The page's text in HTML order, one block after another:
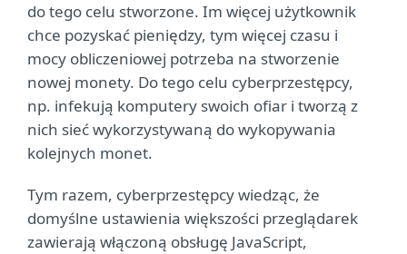
do tego celu stworzone. Im więcej użytkownik
chce pozyskać pieniędzy, tym więcej czasu i
mocy obliczeniowej potrzeba na stworzenie
nowej monety. Do tego celu cyberprzestępcy,
np. infekują komputery swoich ofiar i tworzą z
nich sieć wykorzystywaną do wykopywania
kolejnych monet.
Tym razem, cyberprzestępcy wiedząc, że
domyślne ustawienia większości przeglądarek
zawierają włączoną obsługę JavaScript,